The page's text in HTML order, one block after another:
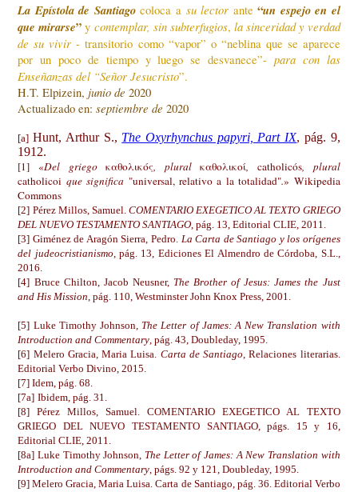
La Epístola de Santiago coloca a su lector ante“un espejo en el
que mirarse” y contemplar, sin subterfugios, la sinceridad y verdad
de su vivir - transitorio como “vapor” o “neblina que se aparece
por un poco de tiempo y luego se desvanece”- para con las
Enseñanzas del “Señor Jesucristo”.
H.T. Elpizein, junio de 2020
Actualizado en:septiembre de 2020
[a]Hunt, Arthur S., The Oxyrhynchus papyri, Part IX, pág. 9,
1912.
[1] «Del griegoκαθολικός, pluralκαθολικοί,catholicós, plural
catholicoi que significa "universal, relativo a la totalidad".» Wikipedia
Commons
[2] Pérez Millos, Samuel. COMENTARIO EXEGETICO AL TEXTO GRIEGO
DEL NUEVO TESTAMENTO SANTIAGO , pág. 13, Editorial CLIE, 2011.
[3] Giménez de Aragón Sierra, Pedro. La Carta de Santiago y los orígenes
del judeocristianismo , pág. 13, Ediciones El Almendro de Córdoba, S.L.,
2016.
[4] Bruce Chilton, Jacob Neusner, The Brother of Jesus: James the Just
and His Mission , pág. 110, Westminster John Knox Press, 2001.
[5] Luke Timothy Johnson, The Letter of James: A New Translation with
Introduction and Commentary , pág. 43, Doubleday, 1995.
[6] Melero Gracia, Maria Luisa. Carta de Santiago , Relaciones literarias.
Editorial Verbo Divino, 2015.
[7] Idem, pág. 68.
[7a] Ibidem, pág. 31.
[8] Pérez Millos, Samuel. COMENTARIO EXEGETICO AL TEXTO
GRIEGO DEL NUEVO TESTAMENTO SANTIAGO, págs. 15 y 16,
Editorial CLIE, 2011.
[8a] Luke Timothy Johnson, The Letter of James: A New Translation with
Introduction and Commentary , págs. 92 y 121, Doubleday, 1995.
[9] Melero Gracia, Maria Luisa. Carta de Santiago, pág. 36. Editorial Verbo